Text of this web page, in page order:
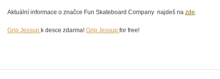
Aktuální informace o značce Fun Skateboard Company najdeš na zde.
Grip Jessup k desce zdarma! Grip Jessup for free!